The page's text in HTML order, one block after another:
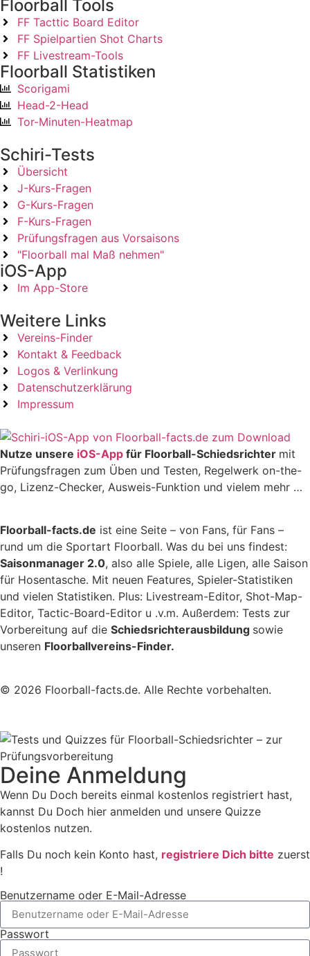
Floorball Tools
FF Tacttic Board Editor
FF Spielpartien Shot Charts
FF Livestream-Tools
Floorball Statistiken
Scorigami
Head-2-Head
Tor-Minuten-Heatmap
Schiri-Tests
Übersicht
J-Kurs-Fragen
G-Kurs-Fragen
F-Kurs-Fragen
Prüfungsfragen aus Vorsaisons
"Floorball mal Maß nehmen"
iOS-App
Im App-Store
Weitere Links
Vereins-Finder
Kontakt & Feedback
Logos & Verlinkung
Datenschutzerklärung
Impressum
Nutze unsere iOS-App für Floorball-Schiedsrichter mit
Prüfungsfragen zum Üben und Testen, Regelwerk on-the-
go, Lizenz-Checker, Ausweis-Funktion und vielem mehr …
Floorball-facts.de ist eine Seite – von Fans, für Fans –
rund um die Sportart Floorball. Was du bei uns findest:
Saisonmanager 2.0, also alle Spiele, alle Ligen, alle Saison
für Hosentasche. Mit neuen Features, Spieler-Statistiken
und vielen Statistiken. Plus: Livestream-Editor, Shot-Map-
Editor, Tactic-Board-Editor u .v.m. Außerdem: Tests zur
Vorbereitung auf die Schiedsrichterausbildung sowie
unseren Floorballvereins-Finder.
© 2026 Floorball-facts.de. Alle Rechte vorbehalten.
Deine Anmeldung
Wenn Du Doch bereits einmal kostenlos registriert hast,
kannst Du Doch hier anmelden und unsere Quizze
kostenlos nutzen.
Falls Du noch kein Konto hast, registriere Dich bitte zuerst
!
Benutzername oder E-Mail-Adresse
Passwort